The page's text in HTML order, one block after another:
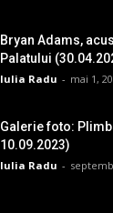
Bryan Adams,
Palatului
Iulia Radu - mai 1,
Galerie foto:
10.09.2023)
Iulia Radu -